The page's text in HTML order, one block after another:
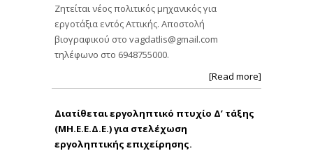
Ζητείται νέος πολιτικός μηχανικός για
εργοτάξια εντός Αττικής. Αποστολή
βιογραφικού στο vagdatlis@gmail.com
τηλέφωνο στο 6948755000.
[Read more]
Διατίθεται εργοληπτικό πτυχίο Δ’ τάξης
(ΜΗ.Ε.Ε.Δ.Ε.) για στελέχωση
εργοληπτικής επιχείρησης.